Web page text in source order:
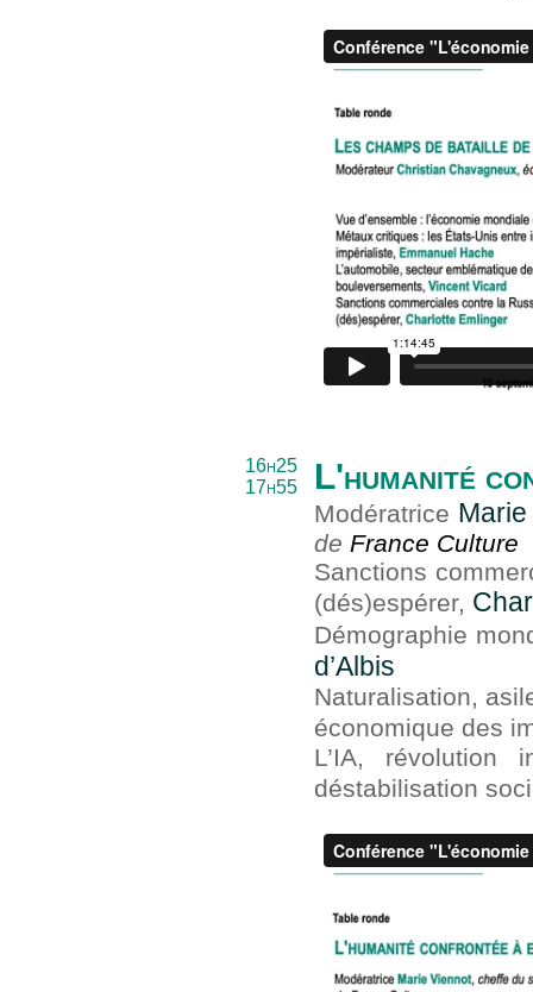
16h25
17h55
L'humanité
Modératrice
de France Culture
Sanctions
(dés)espérer,
Démographie
d’Albis
Naturalisation,
économique des
L’IA, révolution
déstabilisation